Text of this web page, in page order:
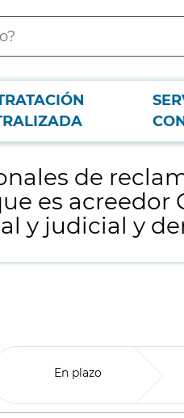
mantenidas por clientes y
de
es acreedor
y judicial y
En plazo